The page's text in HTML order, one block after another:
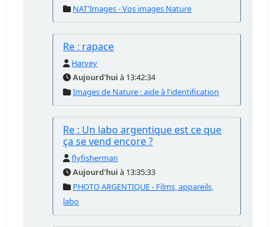
NAT'Images - Vos images Nature
Re : rapace
Harvey
Aujourd'hui à 13:42:34
Images de Nature : aide à l'identification
Re : Un labo argentique est ce que
ça se vend encore ?
flyfisherman
Aujourd'hui à 13:35:33
PHOTO ARGENTIQUE - Films, appareils,
labo